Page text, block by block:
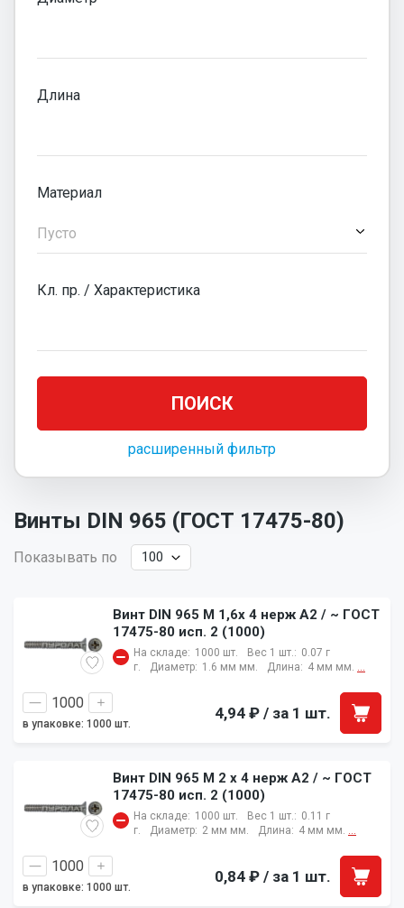
Длина
Материал
Пусто
Кл. пр. / Характеристика
расширенный фильтр
Винты DIN 965 (ГОСТ 17475-80)
Показывать по
Винт DIN 965 M 1,6x 4 нерж A2 / ~ ГОСТ
17475-80 исп. 2 (1000)
На складе: 1000 шт. Вес 1 шт.: 0.07 г
г.
Диаметр: 1.6 мм мм. Длина: 4 мм мм. ...
в упаковке: 1000 шт.
4,94 ₽ / за 1 шт.
Винт DIN 965 M 2 x 4 нерж A2 / ~ ГОСТ
17475-80 исп. 2 (1000)
На складе: 1000 шт. Вес 1 шт.: 0.11 г
г.
Диаметр: 2 мм мм. Длина: 4 мм мм. ...
в упаковке: 1000 шт.
0,84 ₽ / за 1 шт.